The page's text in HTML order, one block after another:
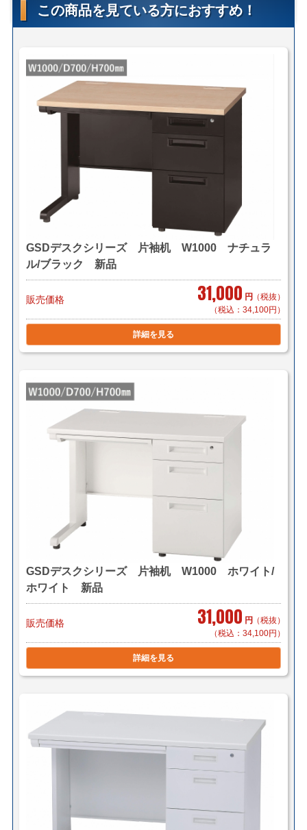
自社便についてはこちら
＜法人様限定メーカー直送便＞
【メーカー配送便(地域限定)】＊搬入まで
2,000円～/1件（税別）でお届け致します。
＊対応可能地域「東京23区内」「横浜・川崎」「千葉県
＊物量、商品によってお見積り致します。
＊階段作業、経路養生は別途見積もりとなります。
＊組立対応可 組立費 2,200円/1台（税別）
【小口送り付け便】＊軒先渡し（要お客様搬入・組立）
2,000円～/1台（税別）でお届け致します。
■横浜市内 1台 ￥1,100～（自社便・軒先渡し又はEV
有り）
3台で￥2,200～（自社便・軒先渡し又は
EV有り）
＊組立対応可 組立費 1,000円/1台（税
別）
■東京23区 1台 ￥2,200（メーカー直送/法人様限定）
3台で￥5,500（自社便・軒先渡し）
3台で￥8,800（自社便・搬入作業付き/EV
＊階段作業・経路養生は別途見積もり致します。
＊複数（他商品含む）ご購入の場合は同梱等、最良の方
法で送料を算出させて頂きます。
＊店頭引き渡し可能です。（要取り寄せ・来店予約）
この商品を見ている方におすすめ！
GSDデスクシリーズ 片袖机 W1000 ナチュラ
ル/ブラック 新品
販売価格 31,000 円 （税抜）
（税込：34,100円）
詳細を見る
GSDデスクシリーズ 片袖机 W1000 ホワイト/
ホワイト 新品
販売価格 31,000 円 （税抜）
（税込：34,100円）
詳細を見る